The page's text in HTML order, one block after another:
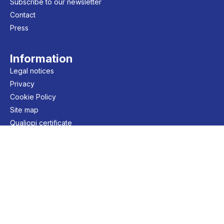
Contact
Press
Information
Legal notices
Privacy
Cookie Policy
Site map
Qualiopi certificate